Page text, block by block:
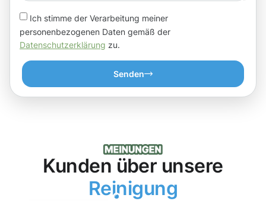
Ich stimme der Verarbeitung meiner
personenbezogenen Daten gemäß der
Datenschutzerklärung zu.
Senden
Kunden über unsere
Reinigung